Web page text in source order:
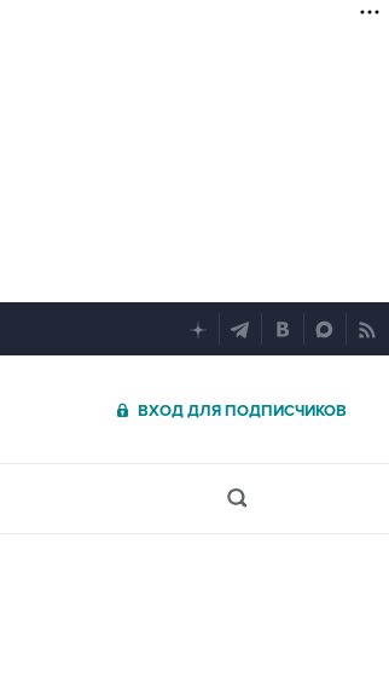
ВХОД ДЛЯ ПОДПИСЧИКОВ